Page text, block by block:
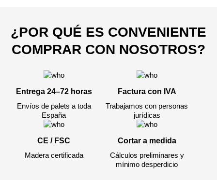
¿POR QUÉ ES CONVENIENTE
COMPRAR CON NOSOTROS?
Entrega 24–72 horas
Envíos de palets a toda
España
Factura con IVA
Trabajamos con personas
jurídicas
CE / FSC
Madera certificada
Cortar a medida
Cálculos preliminares y
mínimo desperdicio